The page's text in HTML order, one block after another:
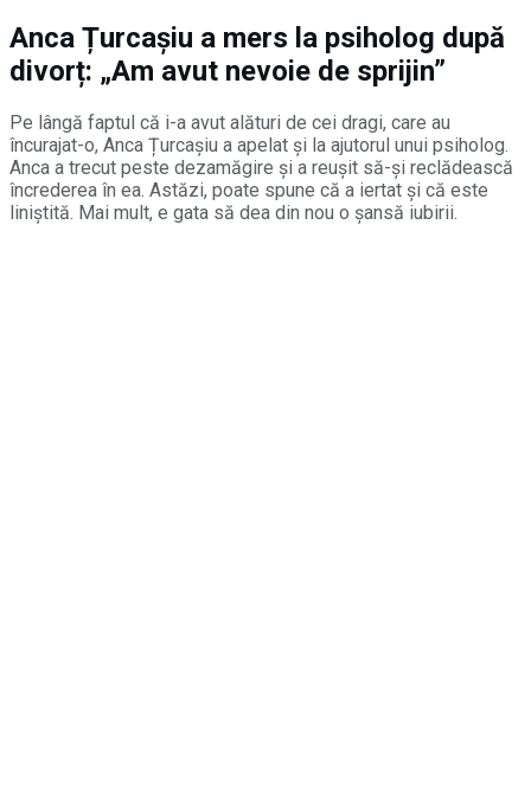
Anca Țurcașiu a mers la psiholog după
divorț: „Am avut nevoie de sprijin”
Pe lângă faptul că i-a avut alături de cei dragi, care au
încurajat-o, Anca Țurcașiu a apelat și la ajutorul unui psiholog.
Anca a trecut peste dezamăgire și a reușit să-și reclădească
încrederea în ea. Astăzi, poate spune că a iertat și că este
liniștită. Mai mult, e gata să dea din nou o șansă iubirii.